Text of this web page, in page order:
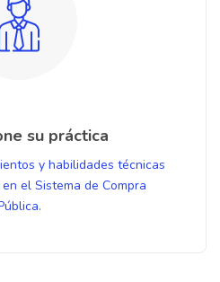
su práctica
y habilidades técnicas
el Sistema de Compra